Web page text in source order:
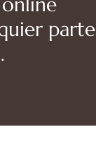
parte